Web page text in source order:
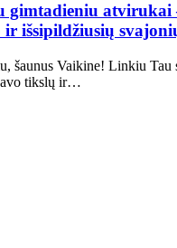
gimtadieniu atvirukai
ir išsipildžiusių
šaunus Vaikine! Linkiu Tau
tikslų ir…